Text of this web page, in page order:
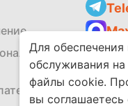
Для
обслуживания
файлы cookie.
вы